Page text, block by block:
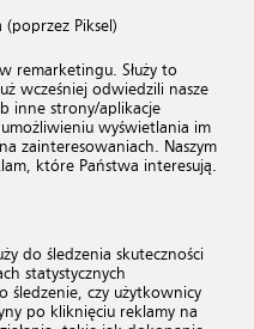
Piksel)
remarketingu. Służy to
wcześniej odwiedzili nasze
inne strony/aplikacje
wyświetlania im
zainteresowaniach. Naszym
które Państwa interesują.
do śledzenia skuteczności
statystycznych
śledzenie, czy użytkownicy
po kliknięciu reklamy na